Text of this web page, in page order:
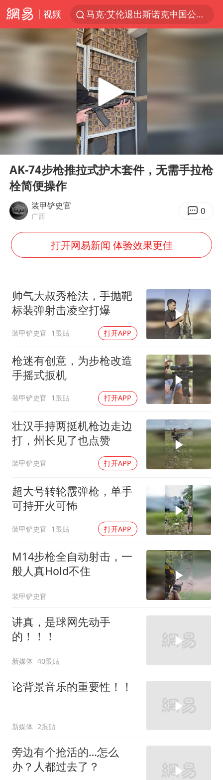
视频
马克·艾伦退出斯诺克中国公开赛
微信又有新功能，你可以“撤回”你的撤回了！
情侣平潭拍日出坠崖1死1伤
央视新主播李秋莹孙亚鹏亮相
酒店回应车内过夜被收150元
黄金牛市回来了吗
杭州全市有序停课
几元成本的AI广告导致千万市值蒸发
夏日经济乘“热”而上 消费市场向“新”而行
乐享全民健身 共筑健康中国
Play
AK-74步枪推拉式护木套件，无需手拉枪
栓简便操作
装甲铲史官
广西 0
打开网易新闻 体验效果更佳
帅气大叔秀枪法，手抛靶
标装弹射击凌空打爆
装甲铲史官 1跟贴 打开APP
枪迷有创意，为步枪改造
手摇式扳机
装甲铲史官 1跟贴 打开APP
壮汉手持两挺机枪边走边
打，州长见了也点赞
装甲铲史官 打开APP
超大号转轮霰弹枪，单手
可持开火可怖
装甲铲史官 1跟贴 打开APP
M14步枪全自动射击，一
般人真Hold不住
装甲铲史官
讲真，是球网先动手
的！！！
新媒体 40跟贴
论背景音乐的重要性！！
新媒体 2跟贴
旁边有个抢活的…怎么
办？人都过去了？